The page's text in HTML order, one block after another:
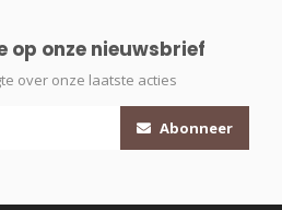
op onze nieuwsbrief
over onze laatste acties
Abonneer